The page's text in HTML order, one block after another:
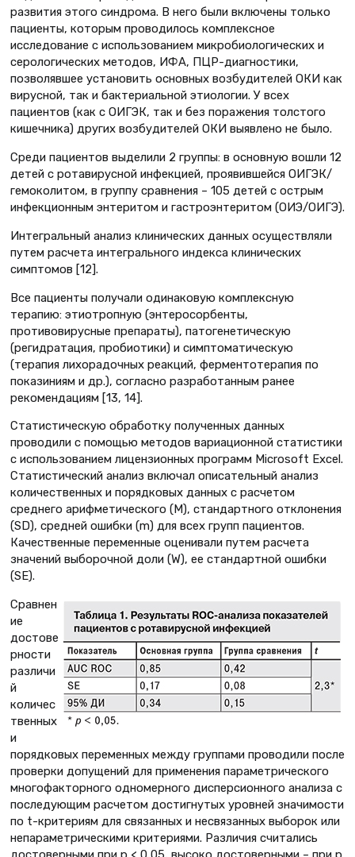
развития этого синдрома. В него были включены только
пациенты, которым проводилось комплексное
исследование с использованием микробиологических и
серологических методов, ИФА, ПЦР-диагностики,
позволявшее установить основных возбудителей ОКИ как
вирусной, так и бактериальной этиологии. У всех
пациентов (как с ОИГЭК, так и без поражения толстого
кишечника) других возбудителей ОКИ выявлено не было.
Среди пациентов выделили 2 группы: в основную вошли 12
детей с ротавирусной инфекцией, проявившейся ОИГЭК/
гемоколитом, в группу сравнения – 105 детей с острым
инфекционным энтеритом и гастроэнтеритом (ОИЭ/ОИГЭ).
Интегральный анализ клинических данных осуществляли
путем расчета интегрального индекса клинических
симптомов [12].
Все пациенты получали одинаковую комплексную
терапию: этиотропную (энтеросорбенты,
противовирусные препараты), патогенетическую
(регидратация, пробиотики) и симптоматическую
(терапия лихорадочных реакций, ферментотерапия по
показиниям и др.), согласно разработанным ранее
рекомендациям [13, 14].
Статистическую обработку полученных данных
проводили с помощью методов вариационной статистики
с использованием лицензионных программ Microsoft Excel.
Статистический анализ включал описательный анализ
количественных и порядковых данных с расчетом
среднего арифметического (M), стандартного отклонения
(SD), средней ошибки (m) для всех групп пациентов.
Качественные переменные оценивали путем расчета
значений выборочной доли (W), ее стандартной ошибки
(SE).
Сравнен
ие
достове
рности
различи
й
количес
т­венных
и
порядковых переменных между группами проводили после
проверки допущений для применения параметрического
многофакторного одномерного дисперсионного анализа с
последующим расчетом достигнутых уровней значимости
по t-критериям для связанных и несвязанных выборок или
непараметрическими критериями. Различия считались